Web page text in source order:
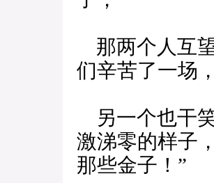
那两个人互
们辛苦了一场
另一个也干
激涕零的样子
那些金子！”